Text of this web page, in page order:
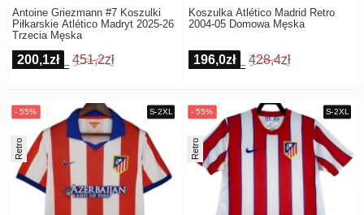
Antoine Griezmann #7 Koszulki
Piłkarskie Atlético Madryt 2025-26
Trzecia Męska
200,1zł 451,2zł
Koszulka Atlético Madrid Retro
2004-05 Domowa Męska
196,0zł 428,4zł
Retro Retro